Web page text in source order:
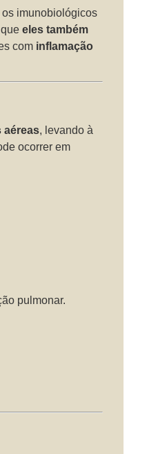
os imunobiológicos
queeles também
com inflamação
aéreas, levando à
ocorrer em
pulmonar.